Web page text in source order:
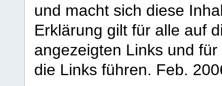
und macht sich diese
Erklärung gilt für alle auf
angezeigten Links und
die Links führen. Feb.